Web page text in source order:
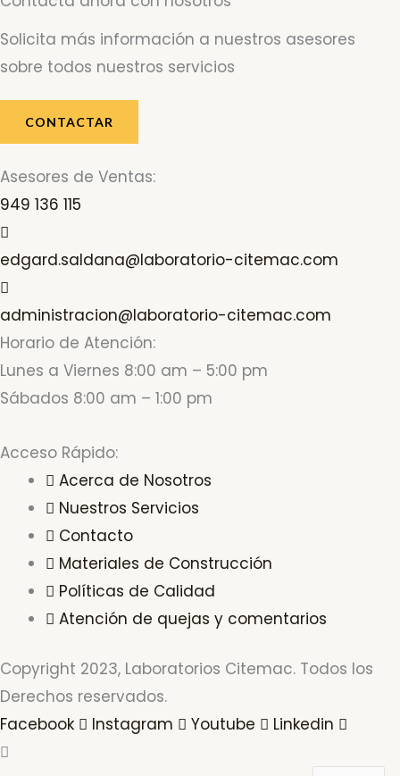
Solicita más información a nuestros asesores
sobre todos nuestros servicios
CONTACTAR
Asesores de Ventas:
949 136 115
edgard.saldana@laboratorio-citemac.com
administracion@laboratorio-citemac.com
Horario de Atención:
Lunes a Viernes 8:00 am – 5:00 pm
Sábados 8:00 am – 1:00 pm
Acceso Rápido:
Acerca de Nosotros
Nuestros Servicios
Contacto
Materiales de Construcción
Políticas de Calidad
Atención de quejas y comentarios
Copyright 2023, Laboratorios Citemac. Todos los
Derechos reservados.
Facebook
Instagram Youtube Linkedin